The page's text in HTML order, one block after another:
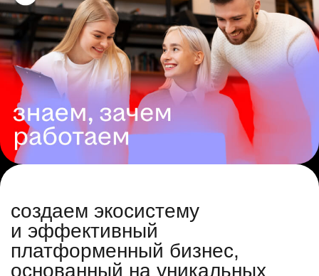
создаем экосистему
и эффективный
платформенный бизнес,
основанный на уникальных